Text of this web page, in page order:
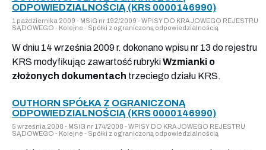
ODPOWIEDZIALNOŚCIĄ (KRS 0000146990)
1 października 2009 - MSiG nr 192/2009 - WPISY DO KRAJOWEGO REJESTRU
SĄDOWEGO - Kolejne - Spółki z ograniczoną odpowiedzialnością
W dniu 14 września 2009 r. dokonano wpisu nr 13 do rejestru
KRS modyfikując zawartość rubrykiWzmianki o
złożonych dokumentach trzeciego działu KRS.
OUTHORN SPÓŁKA Z OGRANICZONĄ
ODPOWIEDZIALNOŚCIĄ (KRS 0000146990)
5 września 2008 - MSiG nr 174/2008 - WPISY DO KRAJOWEGO REJESTRU
SĄDOWEGO - Kolejne - Spółki z ograniczoną odpowiedzialnością